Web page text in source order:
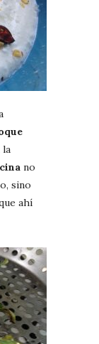
la
no
sino
ahí